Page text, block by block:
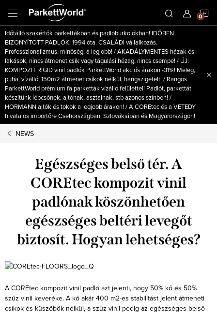
fő
tartalomhoz
Időtálló szakértők parkettákban és padlóburkolókban! IDŐBEN
BIZONYÍTOTT PADLÓK! 1994 óta. CSALÁDI vállalkozás.
Professzionalizmus, minőség, a legjobb! / AKADÁLYMENTES házak és
lakások, nincs átmenet csík vagy tágulási hézag, nincs csempe! / ÚJ:
KOMPOZIT RIGID vinil padlók ParkettWorld akciós árakon -31%! Meleg,
puha, vízálló, 150m2 átmenet csíkok nélkül, hangszigetelt. / Rangos
ParkettWorld prémium fa parketták vízálló felülettel! Padlót, parkettát
készítünk lépcsőnek, ajtónak, asztalnak, stb azonos színben! /
HORMANN ajtók és tokok a legjobb árakon! / A COREtec és a VETEDY
hivatalos importőre Csehországban, Szlovákiában és Magyarországon!
NEWS
Egészséges belső tér. A
COREtec kompozit vinil
padlónak köszönhetően
egészséges beltéri levegőt
biztosít. Hogyan lehetséges?
A COREtec kompozit vinil padló azt jelenti, hogy 50% kő és 50%
szűz vinil keveréke. A kő akár 400 m2-es stabilitást jelent átmeneti
csíkok és küszöbök nélkül, a szűz vinil pedig az egészséges belső